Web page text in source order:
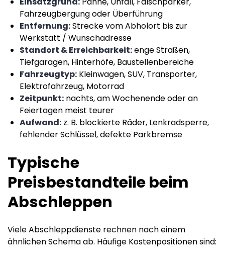
Fahrzeugbergung oder Überführung
Entfernung:Strecke vom Abholort bis zur
Werkstatt / Wunschadresse
Standort & Erreichbarkeit:enge Straßen,
Tiefgaragen, Hinterhöfe, Baustellenbereiche
Fahrzeugtyp: Kleinwagen, SUV, Transporter,
Elektrofahrzeug, Motorrad
Zeitpunkt: nachts, am Wochenende oder an
Feiertagen meist teurer
Aufwand: z. B. blockierte Räder, Lenkradsperre,
fehlender Schlüssel, defekte Parkbremse
Typische
Preisbestandteile beim
Abschleppen
Viele Abschleppdienste rechnen nach einem
ähnlichen Schema ab. Häufige Kostenpositionen sind: